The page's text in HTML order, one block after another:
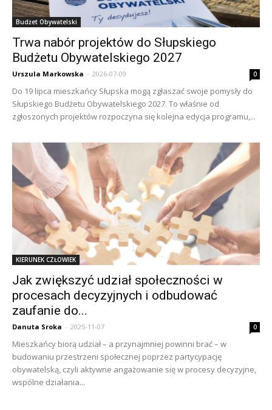
Budżet Obywatelski
Trwa nabór projektów do Słupskiego
Budżetu Obywatelskiego 2027
Urszula Markowska - 2026-07-09 0
Do 19 lipca mieszkańcy Słupska mogą zgłaszać swoje pomysły do
Słupskiego Budżetu Obywatelskiego 2027. To właśnie od
zgłoszonych projektów rozpoczyna się kolejna edycja programu,...
KIERUNEK CZŁOWIEK
Jak zwiększyć udział społeczności w
procesach decyzyjnych i odbudować
zaufanie do...
Danuta Sroka - 2025-11-07 0
Mieszkańcy biorą udział – a przynajmniej powinni brać – w
budowaniu przestrzeni społecznej poprzez partycypację
obywatelską, czyli aktywne angażowanie się w procesy decyzyjne,
wspólne działania...